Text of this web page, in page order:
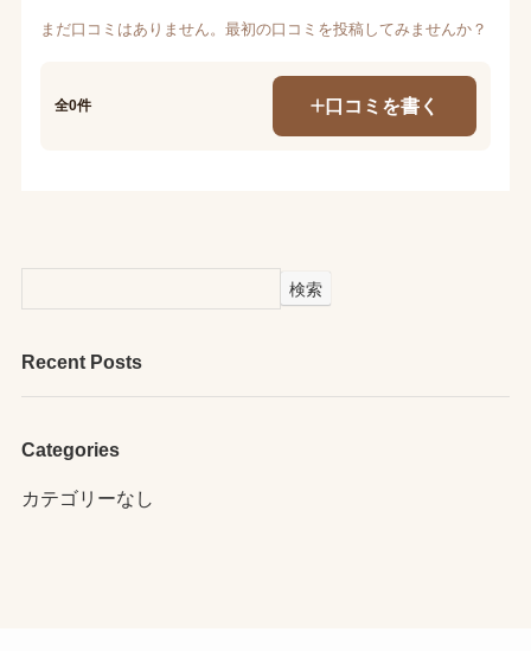
まだ口コミはありません。最初の口コミを投稿してみませんか？
全0件 口コミを書く
検索
Recent Posts
Categories
カテゴリーなし